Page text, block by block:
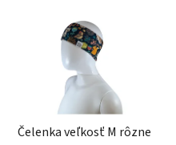
Čelenka veľkosť M rôzne